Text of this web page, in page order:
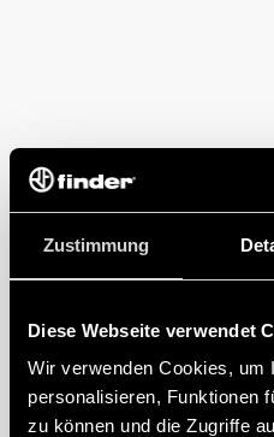
Zustimmung
Diese Webseite verwendet
Wir verwenden Cookies, um
personalisieren, Funktionen
zu können und die Zugriffe